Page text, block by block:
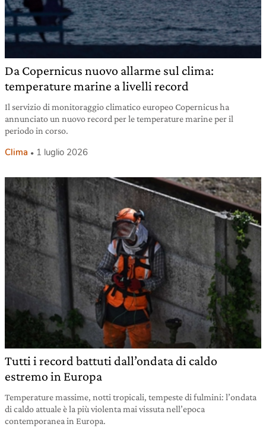
Da Copernicus nuovo allarme sul clima:
temperature marine a livelli record
Il servizio di monitoraggio climatico europeo Copernicus ha
annunciato un nuovo record per le temperature marine per il
periodo in corso.
Clima 1 luglio 2026
Tutti i record battuti dall’ondata di caldo
estremo in Europa
Temperature massime, notti tropicali, tempeste di fulmini: l’ondata
di caldo attuale è la più violenta mai vissuta nell’epoca
contemporanea in Europa.